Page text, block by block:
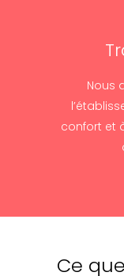
Nous
confort et
Ce